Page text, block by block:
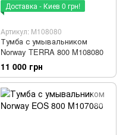
Доставка - Киев 0 грн!
Артикул: M108080
Тумба с умывальником
Norway TERRA 800 M108080
11 000 грн